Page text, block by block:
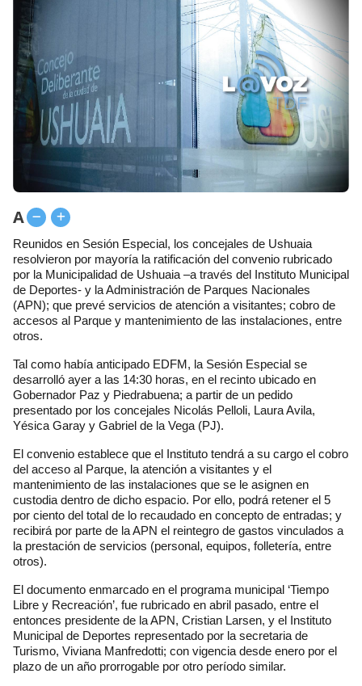
A
Reunidos en Sesión Especial, los concejales de Ushuaia
resolvieron por mayoría la ratificación del convenio rubricado
por la Municipalidad de Ushuaia –a través del Instituto Municipal
de Deportes- y la Administración de Parques Nacionales
(APN); que prevé servicios de atención a visitantes; cobro de
accesos al Parque y mantenimiento de las instalaciones, entre
otros.
Tal como había anticipado EDFM, la Sesión Especial se
desarrolló ayer a las 14:30 horas, en el recinto ubicado en
Gobernador Paz y Piedrabuena; a partir de un pedido
presentado por los concejales Nicolás Pelloli, Laura Avila,
Yésica Garay y Gabriel de la Vega (PJ).
El convenio establece que el Instituto tendrá a su cargo el cobro
del acceso al Parque, la atención a visitantes y el
mantenimiento de las instalaciones que se le asignen en
custodia dentro de dicho espacio. Por ello, podrá retener el 5
por ciento del total de lo recaudado en concepto de entradas; y
recibirá por parte de la APN el reintegro de gastos vinculados a
la prestación de servicios (personal, equipos, folletería, entre
otros).
El documento enmarcado en el programa municipal ‘Tiempo
Libre y Recreación’, fue rubricado en abril pasado, entre el
entonces presidente de la APN, Cristian Larsen, y el Instituto
Municipal de Deportes representado por la secretaria de
Turismo, Viviana Manfredotti; con vigencia desde enero por el
plazo de un año prorrogable por otro período similar.